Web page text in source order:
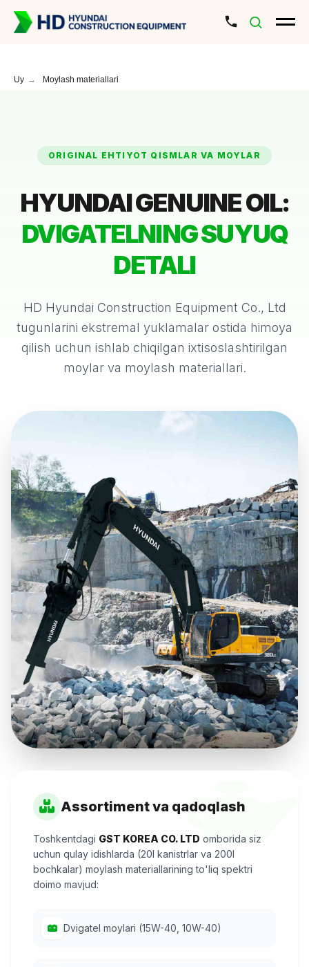
Uy → Moylash materiallari
ORIGINAL EHTIYOT QISMLAR VA MOYLAR
HYUNDAI GENUINE OIL:
DVIGATELNING SUYUQ
DETALI
HD Hyundai Construction Equipment Co., Ltd
tugunlarini ekstremal yuklamalar ostida himoya
qilish uchun ishlab chiqilgan ixtisoslashtirilgan
moylar va moylash materiallari.
Assortiment va qadoqlash
Toshkentdagi GST KOREA CO. LTD omborida siz
uchun qulay idishlarda (20l kanistrlar va 200l
bochkalar) moylash materiallarining to'liq spektri
doimo mavjud:
Dvigatel moylari (15W-40, 10W-40)